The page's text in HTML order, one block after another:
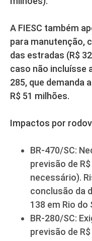
A FIESC também
para manutenção,
das estradas (R$
caso não incluísse
285, que demanda
R$ 51 milhões.
Impactos por
BR-470/SC:
previsão de
necessário).
conclusão da
138 em Rio do
BR-280/SC:
previsão de